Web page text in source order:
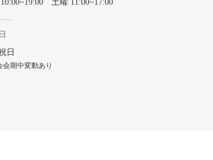
土曜 11:00~17:00
日
会期中変動あり